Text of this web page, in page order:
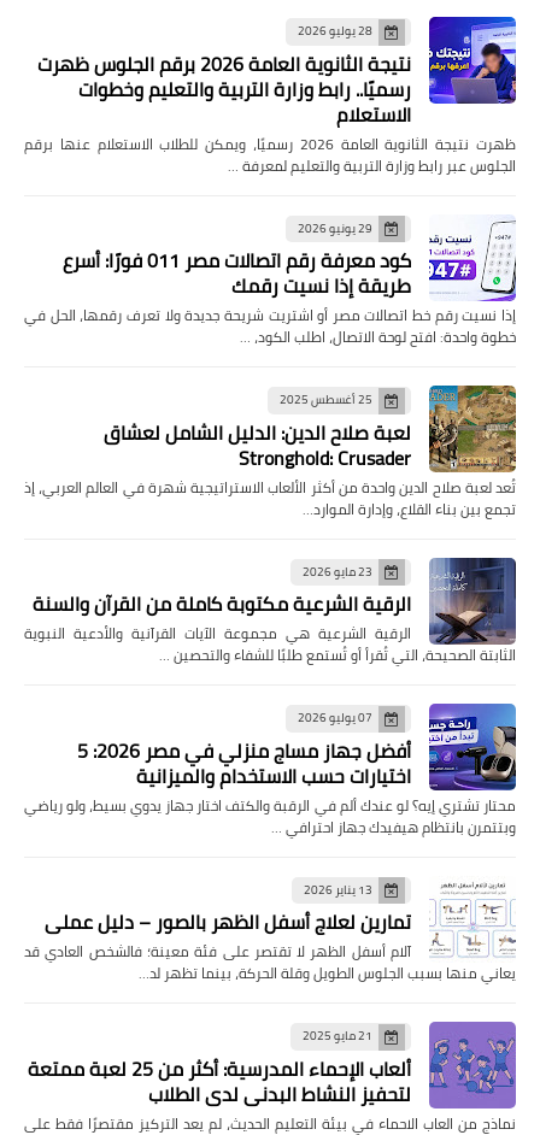
28 يوليو 2026
نتيجة الثانوية العامة 2026 برقم الجلوس ظهرت
رسميًا.. رابط وزارة التربية والتعليم وخطوات
الاستعلام
ظهرت نتيجة الثانوية العامة 2026 رسميًا، ويمكن للطلاب الاستعلام عنها برقم
الجلوس عبر رابط وزارة التربية والتعليم لمعرفة …
29 يونيو 2026
كود معرفة رقم اتصالات مصر 011 فورًا: أسرع
طريقة إذا نسيت رقمك
إذا نسيت رقم خط اتصالات مصر أو اشتريت شريحة جديدة ولا تعرف رقمها، الحل في
خطوة واحدة: افتح لوحة الاتصال، اطلب الكود، …
25 أغسطس 2025
لعبة صلاح الدين: الدليل الشامل لعشاق
Stronghold: Crusader
تُعد لعبة صلاح الدين واحدة من أكثر الألعاب الاستراتيجية شهرة في العالم العربي، إذ
تجمع بين بناء القلاع، وإدارة الموارد…
23 مايو 2026
الرقية الشرعية مكتوبة كاملة من القرآن والسنة
الرقية الشرعية هي مجموعة الآيات القرآنية والأدعية النبوية
الثابتة الصحيحة، التي تُقرأ أو تُستمع طلبًا للشفاء والتحصين …
07 يوليو 2026
أفضل جهاز مساج منزلي في مصر 2026: 5
اختيارات حسب الاستخدام والميزانية
محتار تشتري إيه؟ لو عندك ألم في الرقبة والكتف اختار جهاز يدوي بسيط، ولو رياضي
وبتتمرن بانتظام هيفيدك جهاز احترافي …
13 يناير 2026
تمارين لعلاج أسفل الظهر بالصور – دليل عملي
آلام أسفل الظهر لا تقتصر على فئة معينة؛ فالشخص العادي قد
يعاني منها بسبب الجلوس الطويل وقلة الحركة، بينما تظهر لد…
21 مايو 2025
ألعاب الإحماء المدرسية: أكثر من 25 لعبة ممتعة
لتحفيز النشاط البدني لدى الطلاب
نماذج من العاب الاحماء في بيئة التعليم الحديث، لم يعد التركيز مقتصرًا فقط على